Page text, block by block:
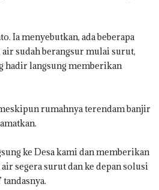
Ia menyebutkan, ada beberapa
sudah berangsur mulai surut,
hadir langsung memberikan
rumahnya terendam banjir
ke Desa kami dan memberikan
segera surut dan ke depan solusi